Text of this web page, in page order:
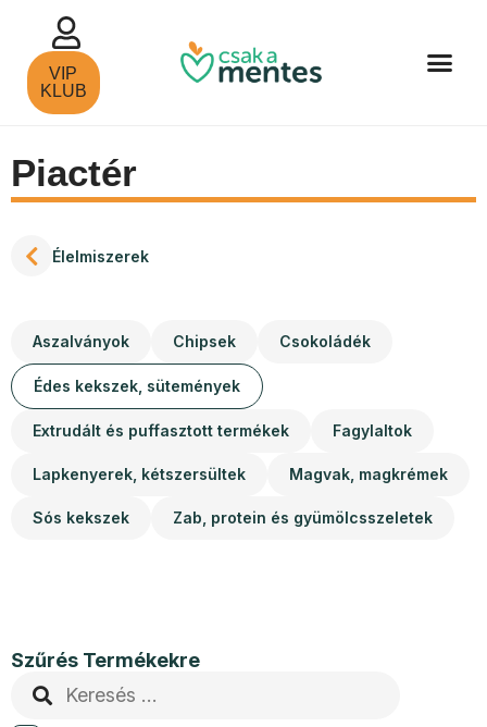
VIP
KLUB
Piactér
Élelmiszerek
Aszalványok Chipsek Csokoládék
Édes kekszek, sütemények
Extrudált és puffasztott termékek Fagylaltok
Lapkenyerek, kétszersültek Magvak, magkrémek
Sós kekszek Zab, protein és gyümölcsszeletek
Szűrés Termékekre